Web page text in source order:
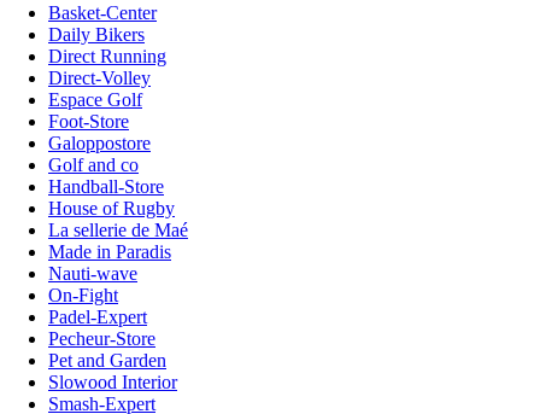
Basket-Center
Daily Bikers
Direct Running
Direct-Volley
Espace Golf
Foot-Store
Galoppostore
Golf and co
Handball-Store
House of Rugby
La sellerie de Maé
Made in Paradis
Nauti-wave
On-Fight
Padel-Expert
Pecheur-Store
Pet and Garden
Slowood Interior
Smash-Expert